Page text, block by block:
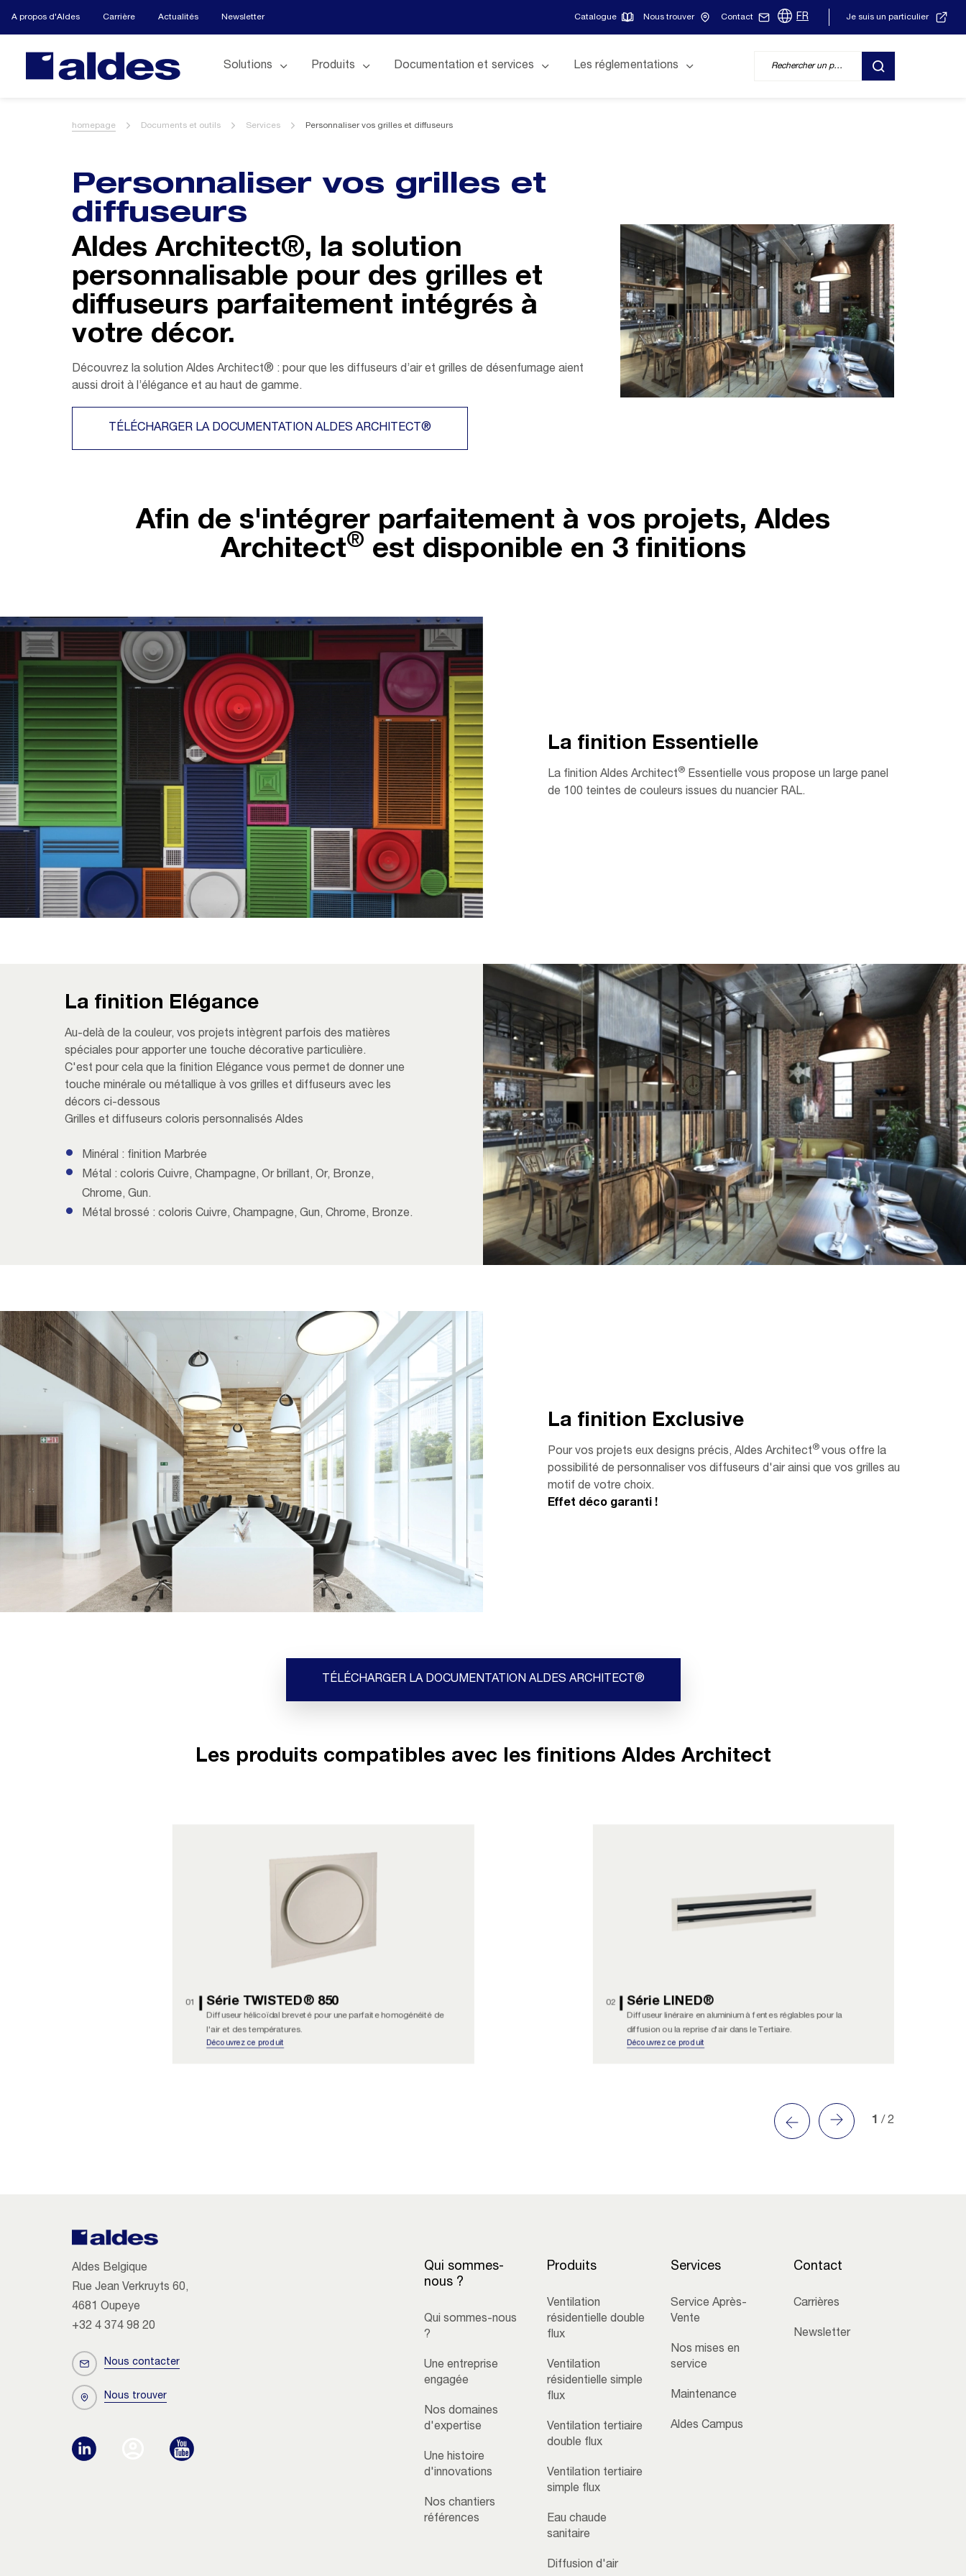
A propos d'Aldes Carrière Actualités Newsletter Catalogue Nous trouver Contact FR Je suis un particulier
Solutions Produits Documentation et services Les réglementations
RECHERCHER
homepage Documents et outils Services Personnaliser vos grilles et diffuseurs
Personnaliser vos grilles et
diffuseurs
Aldes Architect®, la solution
personnalisable pour des grilles et
diffuseurs parfaitement intégrés à
votre décor.
Découvrez la solution Aldes Architect® : pour que les diffuseurs d’air et grilles de désenfumage aient
aussi droit à l’élégance et au haut de gamme.
TÉLÉCHARGER LA DOCUMENTATION ALDES ARCHITECT®
Afin de s'intégrer parfaitement à vos projets, Aldes
Architect® est disponible en 3 finitions
La finition Essentielle
La finition Aldes Architect® Essentielle vous propose un large panel
de 100 teintes de couleurs issues du nuancier RAL.
La finition Elégance
Au-delà de la couleur, vos projets intègrent parfois des matières
spéciales pour apporter une touche décorative particulière.
C'est pour cela que la finition Elégance vous permet de donner une
touche minérale ou métallique à vos grilles et diffuseurs avec les
décors ci-dessous
Grilles et diffuseurs coloris personnalisés Aldes
Minéral : finition Marbrée
Métal : coloris Cuivre, Champagne, Or brillant, Or, Bronze,
Chrome, Gun.
Métal brossé : coloris Cuivre, Champagne, Gun, Chrome, Bronze.
La finition Exclusive
Pour vos projets eux designs précis, Aldes Architect® vous offre la
possibilité de personnaliser vos diffuseurs d'air ainsi que vos grilles au
motif de votre choix.
Effet déco garanti !
TÉLÉCHARGER LA DOCUMENTATION ALDES ARCHITECT®
Les produits compatibles avec les finitions Aldes Architect
01 Série TWISTED® 850
Diffuseur hélicoïdal breveté pour une parfaite homogénéité de
l'air et des températures.
Découvrez ce produit
02 Série LINED®
Diffuseur linéraire en aluminium à fentes réglables pour la
diffusion ou la reprise d'air dans le Tertiaire.
Découvrez ce produit
1 / 2
Aldes Belgique
Rue Jean Verkruyts 60,
4681 Oupeye
+32 4 374 98 20
Nous contacter
Nous trouver
Qui sommes-
nous ?
Qui sommes-nous
?
Une entreprise
engagée
Nos domaines
d'expertise
Une histoire
d'innovations
Nos chantiers
références
Produits
Ventilation
résidentielle double
flux
Ventilation
résidentielle simple
flux
Ventilation tertiaire
double flux
Ventilation tertiaire
simple flux
Eau chaude
sanitaire
Diffusion d'air
Services
Service Après-
Vente
Nos mises en
service
Maintenance
Aldes Campus
Contact
Carrières
Newsletter